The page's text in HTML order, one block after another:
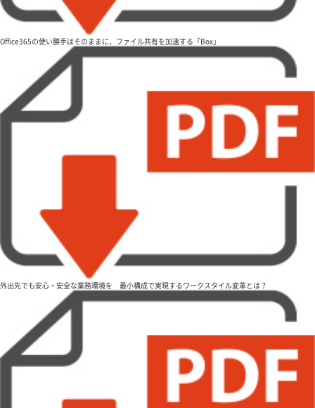
Office365の使い勝手はそのままに、ファイル共有を加速する「Box」
外出先でも安心・安全な業務環境を 最小構成で実現するワークスタイル変革とは？